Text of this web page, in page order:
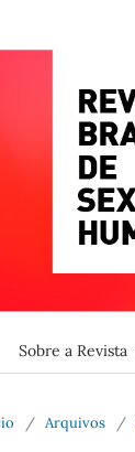
Sobre a Revista
/ Arquivos /